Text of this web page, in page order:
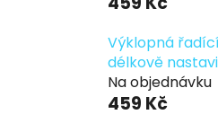
Výklopná
délkově
Na objednávku
459 Kč